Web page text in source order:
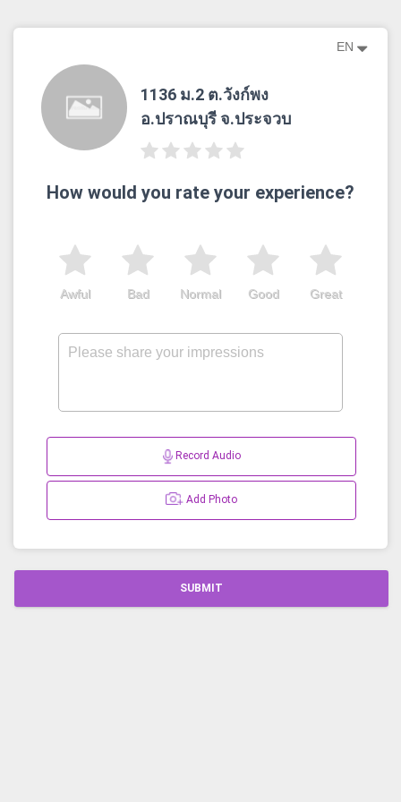
EN
1136 ม.2 ต.วังก์พง
อ.ปราณบุรี จ.ประจวบ
How would you rate your experience?
Great
Good
Normal
Bad
Awful
Record Audio
Add Photo
SUBMIT